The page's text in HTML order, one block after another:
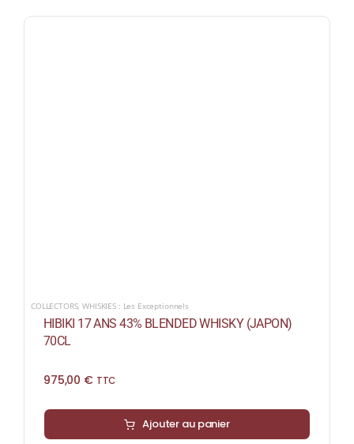
COLLECTORS,WHISKIES : Les Exceptionnels
HIBIKI 17 ANS 43% BLENDED WHISKY (JAPON)
70CL
975,00 € TTC
Ajouter au panier